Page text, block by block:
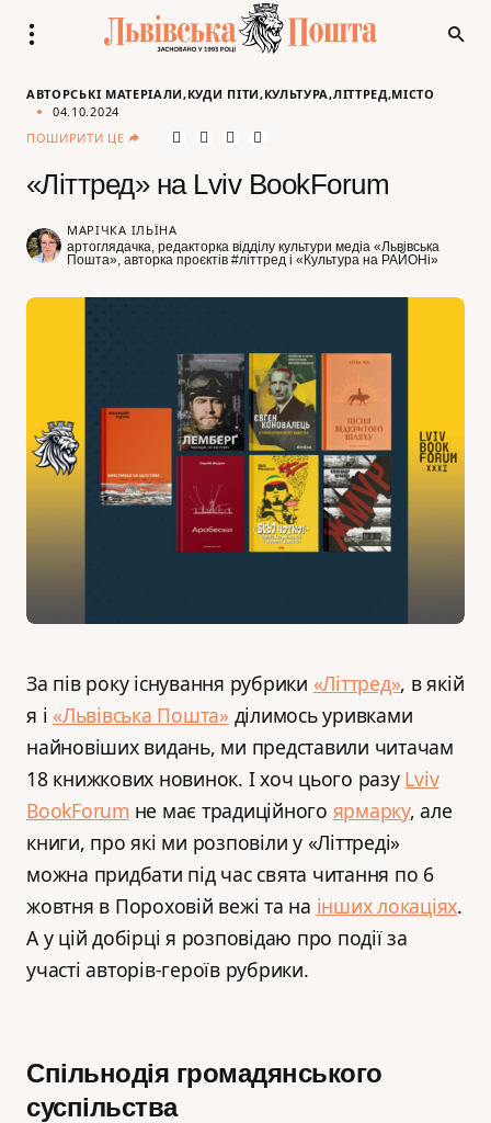
АВТОРСЬКІ МАТЕРІАЛИ КУДИ ПІТИ КУЛЬТУРА ЛІТТРЕД МІСТО
04.10.2024
ПОШИРИТИ ЦЕ
«Літтред» на Lviv BookForum
МАРІЧКА ІЛЬЇНА
артоглядачка, редакторка відділу культури медіа «Львівська
Пошта», авторка проєктів #літтред і «Культура на РАЙОНі»
За пів року існування рубрики «Літтред», в якій
я і«Львівська Пошта» ділимось уривками
найновіших видань, ми представили читачам
18 книжкових новинок. І хоч цього разу Lviv
BookForum не має традиційного ярмарку, але
книги, про які ми розповіли у «Літтреді»
можна придбати під час свята читання по 6
жовтня в Пороховій вежі та на інших локаціях.
А у цій добірці я розповідаю про події за
участі авторів-героїв рубрики.
Спільнодія громадянського
суспільства